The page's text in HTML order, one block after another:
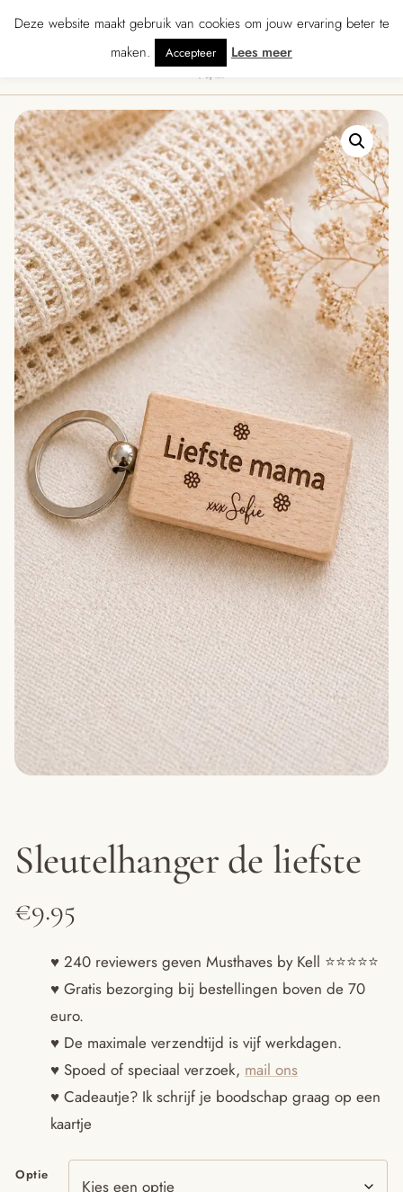
verzending vanaf € 70 · Gratis kaartje met je bestelling • Verzonden
Sleutelhanger de liefste
€9.95
♥ 240 reviewers geven Musthaves by Kell ⭐️⭐️⭐️⭐️⭐️
♥ Gratis bezorging bij bestellingen boven de 70
euro.
♥ De maximale verzendtijd is vijf werkdagen.
♥ Spoed of speciaal verzoek, mail ons
♥ Cadeautje? Ik schrijf je boodschap graag op een
kaartje
Optie
Deze website maakt gebruik van cookies om jouw ervaring beter te
maken.
Accepteer Lees meer